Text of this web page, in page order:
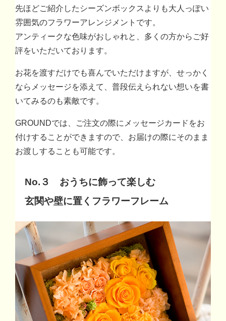
先ほどご紹介したシーズンボックスよりも大人っぽい
雰囲気のフラワーアレンジメントです。
アンティークな色味がおしゃれと、多くの方からご好
評をいただいております。
お花を渡すだけでも喜んでいただけますが、せっかく
ならメッセージを添えて、普段伝えられない想いを書
いてみるのも素敵です。
GROUNDでは、ご注文の際にメッセージカードをお
付けすることができますので、お届けの際にそのまま
お渡しすることも可能です。
No.３ おうちに飾って楽しむ
玄関や壁に置くフラワーフレーム